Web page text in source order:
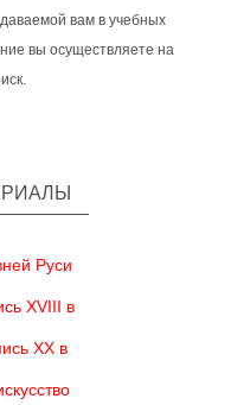
вам в учебных
вы осуществляете на
Руси
XVIII в
XX в